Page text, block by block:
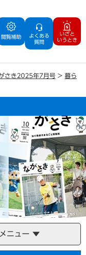
閲覧補助
よくある
質問
いざと
いうとき
さき2025年7月号 > 暮ら
ニュー